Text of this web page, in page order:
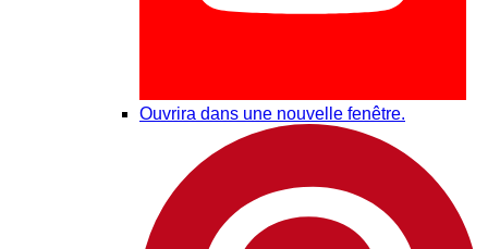
Ouvrira dans une nouvelle fenêtre.